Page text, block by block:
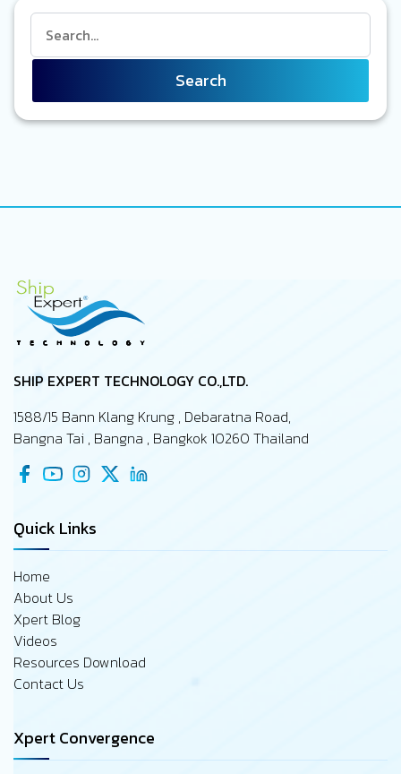
Search
SHIP EXPERT TECHNOLOGY CO.,LTD.
1588/15 Bann Klang Krung , Debaratna Road,
Bangna Tai , Bangna , Bangkok 10260 Thailand
Quick Links
Home
About Us
Xpert Blog
Videos
Resources Download
Contact Us
Xpert Convergence